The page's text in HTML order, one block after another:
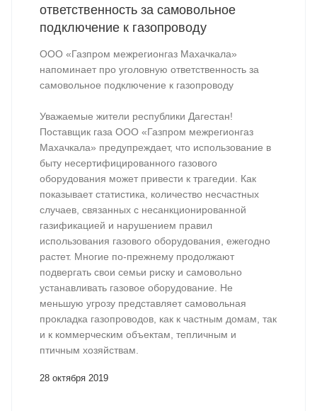
ответственность за самовольное
подключение к газопроводу
ООО «Газпром межрегионгаз Махачкала»
напоминает про уголовную ответственность за
самовольное подключение к газопроводу
Уважаемые жители республики Дагестан!
Поставщик газа ООО «Газпром межрегионгаз
Махачкала» предупреждает, что использование в
быту несертифицированного газового
оборудования может привести к трагедии. Как
показывает статистика, количество несчастных
случаев, связанных с несанкционированной
газификацией и нарушением правил
использования газового оборудования, ежегодно
растет. Многие по-прежнему продолжают
подвергать свои семьи риску и самовольно
устанавливать газовое оборудование. Не
меньшую угрозу представляет самовольная
прокладка газопроводов, как к частным домам, так
и к коммерческим объектам, тепличным и
птичным хозяйствам.
28 октября 2019